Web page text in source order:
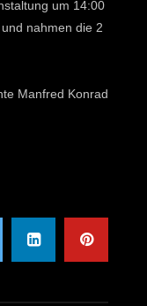
um 14:00
nahmen die 2
Manfred Konrad